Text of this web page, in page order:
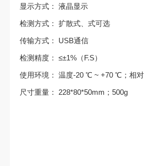
显示方式： 液晶显示
检测方式： 扩散式、式可选
传输方式： USB通信
检测精度： ≤±1%（F.S）
使用环境： 温度-20 ℃ ~ +70 ℃；相
尺寸重量： 228*80*50mm；500g